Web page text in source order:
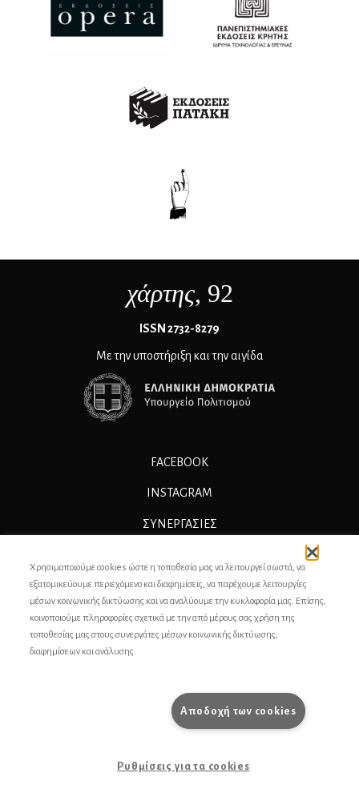
χάρτης, 92
ΙSSN 2732-8279
Με την υποστήριξη και την αιγίδα
FACEBOOK
INSTAGRAM
ΣΥΝΕΡΓΑΣΊΕΣ
ΕΠΙΚΟΙΝΩΝΙΑ
ΣΥΝΤΕΛΕΣΤΕΣ
ΟΡΟΙ ΧΡΗΣΗΣ
Χρησιμοποιούμε cookies ώστε η τοποθεσία μας να λειτουργεί σωστά, να
εξατομικεύουμε περιεχόμενο και διαφημίσεις, να παρέχουμε λειτουργίες
μέσων κοινωνικής δικτύωσης και να αναλύουμε την κυκλοφορία μας. Επίσης,
κοινοποιούμε πληροφορίες σχετικά με την από μέρους σας χρήση της
τοποθεσίας μας στους συνεργάτες μέσων κοινωνικής δικτύωσης,
διαφημίσεων και ανάλυσης.
Αποδοχή των cookies
Ρυθμίσεις για τα cookies